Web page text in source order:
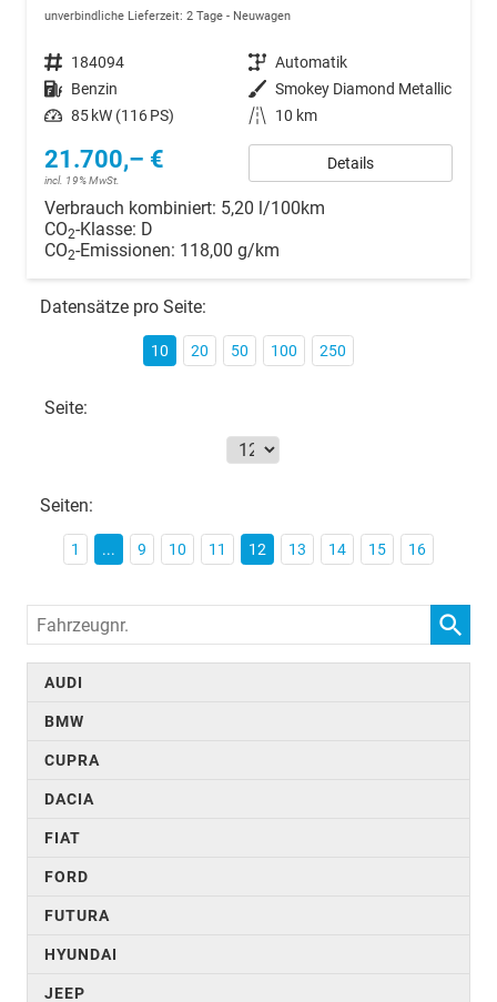
unverbindliche Lieferzeit: 2 Tage Neuwagen
Fahrzeugnr. 184094 Getriebe Automatik
Kraftstoff Benzin Außenfarbe Smokey Diamond Metallic
Leistung 85 kW (116 PS) Kilometerstand 10 km
21.700,– €
incl. 19% MwSt.
Details
Verbrauch kombiniert: 5,20 l/100km
CO2-Klasse: D
CO2-Emissionen: 118,00 g/km
Datensätze pro Seite:
10 20 50 100 250
Seite:
Seiten:
1 ... 9 10 11 12 13 14 15 16
Fahrzeugnr.
AUDI
BMW
CUPRA
DACIA
FIAT
FORD
FUTURA
HYUNDAI
JEEP